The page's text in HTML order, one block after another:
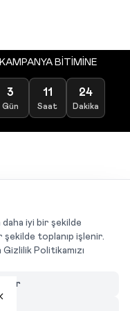
KAMPANYA BİTİMİNE
3
Gün
11
Saat
24
Dakika
iyi bir şekilde
şekilde toplanıp işlenir.
Politikamızı